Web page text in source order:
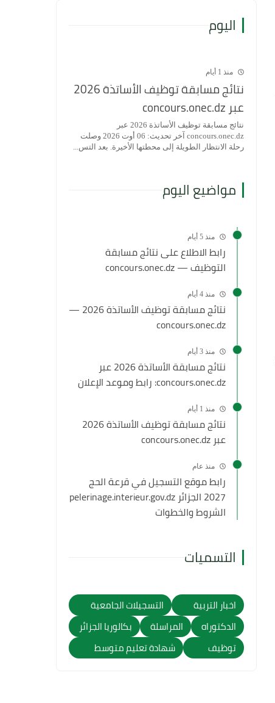
اليوم
منذ 1 أيام
نتائج مسابقة توظيف الأساتذة 2026
عبر concours.onec.dz
نتائج مسابقة توظيف الأساتذة 2026 عبر
concours.onec.dz آخر تحديث: 06 أوت 2026 وصلت
رحلة الانتظار الطويلة إلى محطتها الأخيرة. بعد التس...
مواضيع اليوم
منذ 5 أيام
رابط الاطلاع على نتائج مسابقة
التوظيف — concours.onec.dz
منذ 4 أيام
نتائج مسابقة توظيف الأساتذة 2026 —
concours.onec.dz
منذ 3 أيام
نتائج مسابقة الأساتذة 2026 عبر
concours.onec.dz: رابط وموعد الإعلان
منذ 1 أيام
نتائج مسابقة توظيف الأساتذة 2026
عبر concours.onec.dz
منذ عام
رابط موقع التسجيل في قرعة الحج
2027 الجزائر pelerinage.interieur.gov.dz
الشروط والخطوات
التسميات
اخبار التربية
التسجيلات الجامعية
الدكتوراه
المراسلة
بكالوريا الجزائر
توظيف
شهادة تعليم متوسط